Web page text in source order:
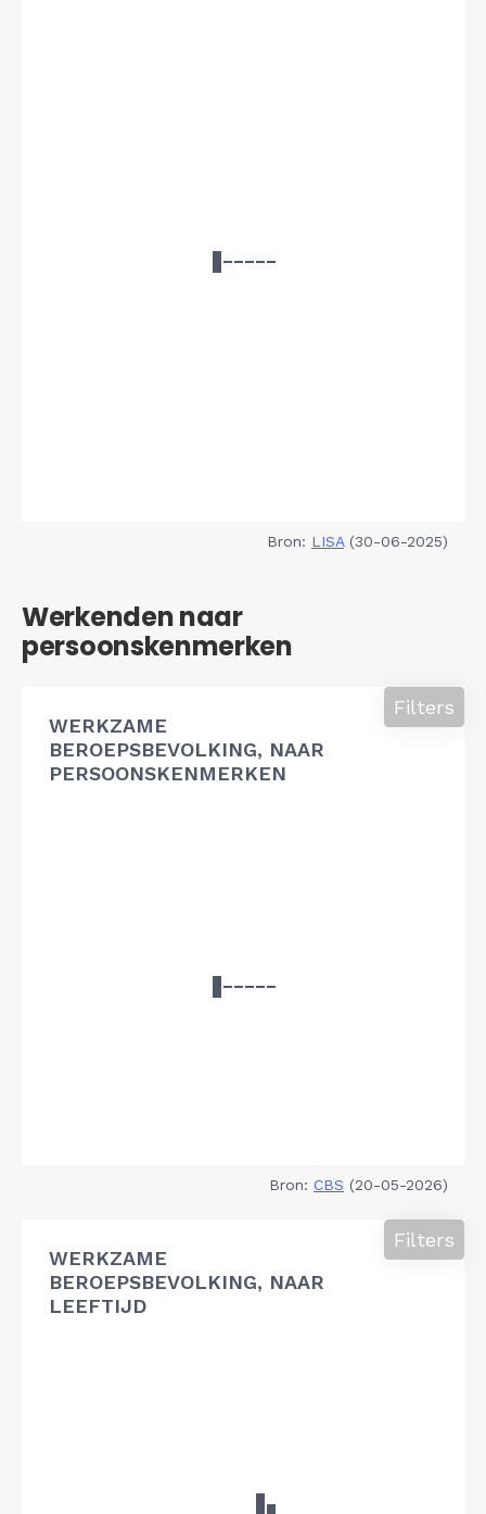
Bron: LISA(30-06-2025)
Werkenden naar
persoonskenmerken
WERKZAME
BEROEPSBEVOLKING, NAAR
PERSOONSKENMERKEN
Filters
Bron: CBS (20-05-2026)
WERKZAME
BEROEPSBEVOLKING, NAAR
LEEFTIJD
Filters